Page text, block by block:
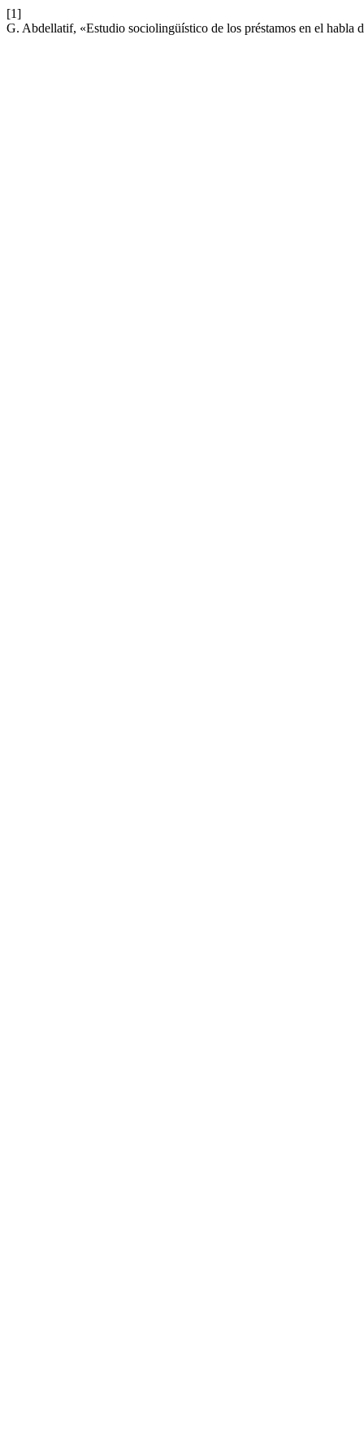
[1]
G. Abdellatif, «Estudio sociolingüístico de los préstamos en el habla